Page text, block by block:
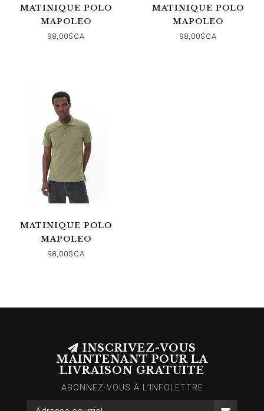
MATINIQUE POLO
MAPOLEO
98,00$CA
MATINIQUE POLO
MAPOLEO
98,00$CA
MATINIQUE POLO
MAPOLEO
98,00$CA
INSCRIVEZ-VOUS
MAINTENANT POUR LA
LIVRAISON GRATUITE
ABONNEZ-VOUS À L’INFOLETTRE